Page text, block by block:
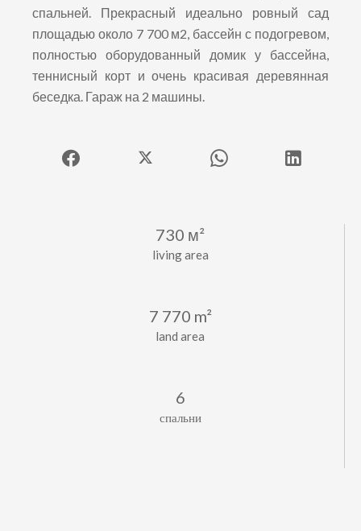
living area
730 м²
land area
7 770 m²
спальни
6
спальней. Прекрасный идеально ровный сад
площадью около 7 700 м2, бассейн с подогревом,
полностью оборудованный домик у бассейна,
теннисный корт и очень красивая деревянная
беседка. Гараж на 2 машины.